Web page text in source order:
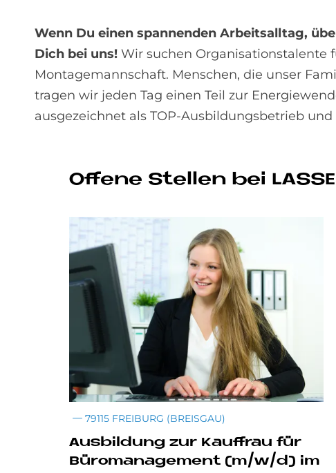
Wenn Du einen spannenden Arbeitsalltag,
Dich bei uns! Wir suchen Organisationstalente
Montagemannschaft. Menschen, die unser
tragen wir jeden Tag einen Teil zur
ausgezeichnet als TOP-Ausbildungsbetrieb
Of­fe­ne Stel­len bei
79115 FREIBURG (BREISGAU)
Aus­bil­dung zur Kauf­frau für
Bü­ro­ma­nage­ment (m/w/d) im